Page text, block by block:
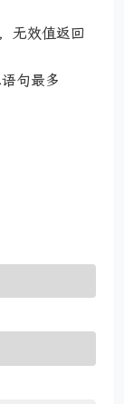
，无效值返回
句最多